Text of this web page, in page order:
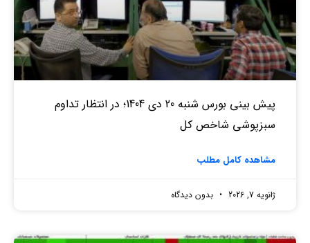
پیش بینی بورس شنبه 20 دی 1404؛ در انتظار تداوم
سبزپوشی شاخص کل
مشاهده کامل مطلب
ژانویه 7, 2026 بدون دیدگاه